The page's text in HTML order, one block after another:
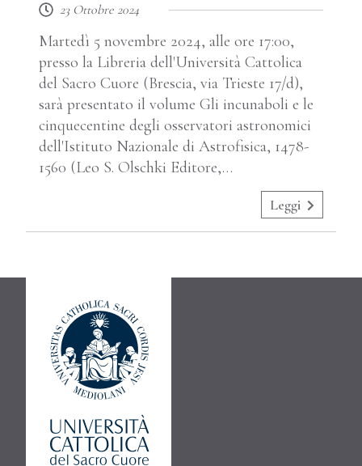
23 Ottobre 2024
Martedì 5 novembre 2024, alle ore 17:00,
presso la Libreria dell'Università Cattolica
del Sacro Cuore (Brescia, via Trieste 17/d),
sarà presentato il volume Gli incunaboli e le
cinquecentine degli osservatori astronomici
dell'Istituto Nazionale di Astrofisica, 1478-
1560 (Leo S. Olschki Editore,…
Leggi